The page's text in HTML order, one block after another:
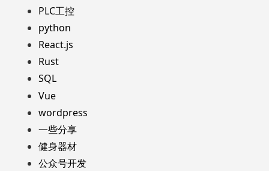
PLC工控
python
React.js
Rust
SQL
Vue
wordpress
一些分享
健身器材
公众号开发